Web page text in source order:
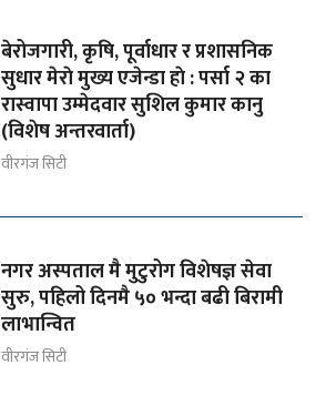
बेरोजगारी, कृषि, पूर्वाधार र प्रशासनिक
सुधार मेराे मुख्य एजेन्डा हाे : पर्सा २ का
रास्वापा उम्मेदवार सुशिल कुमार कानु
(विशेष अन्तरवार्ता)
वीरगंज सिटी
नगर अस्पताल मै मुटुरोग विशेषज्ञ सेवा
सुरु, पहिलो दिनमै ५० भन्दा बढी बिरामी
लाभान्वित
वीरगंज सिटी